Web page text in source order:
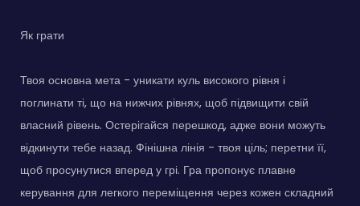
Як грати
Твоя основна мета - уникати куль високого рівня і
поглинати ті, що на нижчих рівнях, щоб підвищити свій
власний рівень. Остерігайся перешкод, адже вони можуть
відкинути тебе назад. Фінішна лінія - твоя ціль; перетни її,
щоб просунутися вперед у грі. Гра пропонує плавне
керування для легкого переміщення через кожен складний